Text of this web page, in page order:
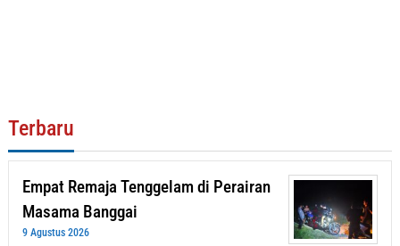
Terbaru
Empat Remaja Tenggelam di Perairan
Masama Banggai
9 Agustus 2026